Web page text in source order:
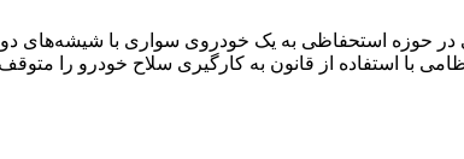
گشتِ انتظامی حوالیِ ساعت ۲۳ شامگاه اول مرداد حین گشت‌زنی در حوزه استحفاظی به یک خودروی
با استفاده از قانون به کارگیری سلاح خودرو را